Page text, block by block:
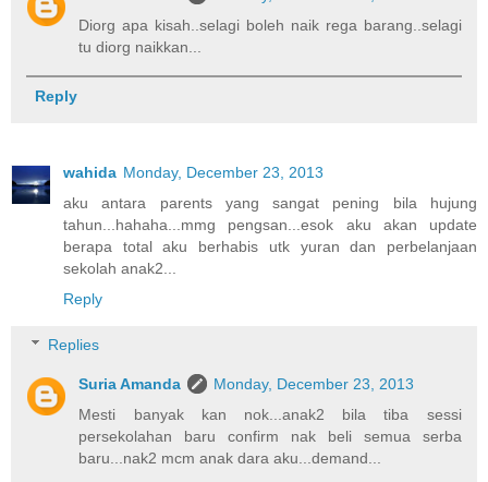
Diorg apa kisah..selagi boleh naik rega barang..selagi
tu diorg naikkan...
Reply
wahida Monday, December 23, 2013
aku antara parents yang sangat pening bila hujung
tahun...hahaha...mmg pengsan...esok aku akan update
berapa total aku berhabis utk yuran dan perbelanjaan
sekolah anak2...
Reply
Replies
Suria Amanda
Monday, December 23, 2013
Mesti banyak kan nok...anak2 bila tiba sessi
persekolahan baru confirm nak beli semua serba
baru...nak2 mcm anak dara aku...demand...